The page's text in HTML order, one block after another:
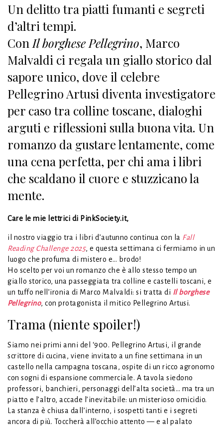
Un delitto tra piatti fumanti e segreti
d’altri tempi.
Con Il borghese Pellegrino, Marco
Malvaldi ci regala un giallo storico dal
sapore unico, dove il celebre
Pellegrino Artusi diventa investigatore
per caso tra colline toscane, dialoghi
arguti e riflessioni sulla buona vita. Un
romanzo da gustare lentamente, come
una cena perfetta, per chi ama i libri
che scaldano il cuore e stuzzicano la
mente.
Care le mie lettrici di PinkSociety.it,
il nostro viaggio tra i libri d’autunno continua con la Fall
Reading Challenge 2025, e questa settimana ci fermiamo in un
luogo che profuma di mistero e… brodo!
Ho scelto per voi un romanzo che è allo stesso tempo un
giallo storico, una passeggiata tra colline e castelli toscani, e
un tuffo nell’ironia di Marco Malvaldi: si tratta di Il borghese
Pellegrino, con protagonista il mitico Pellegrino Artusi.
Trama (niente spoiler!)
Siamo nei primi anni del ‘900. Pellegrino Artusi, il grande
scrittore di cucina, viene invitato a un fine settimana in un
castello nella campagna toscana, ospite di un ricco agronomo
con sogni di espansione commerciale. A tavola siedono
professori, banchieri, personaggi dell’alta società… ma tra un
piatto e l’altro, accade l’inevitabile: un misterioso omicidio.
La stanza è chiusa dall’interno, i sospetti tanti e i segreti
ancora di più. Toccherà all’occhio attento — e al palato